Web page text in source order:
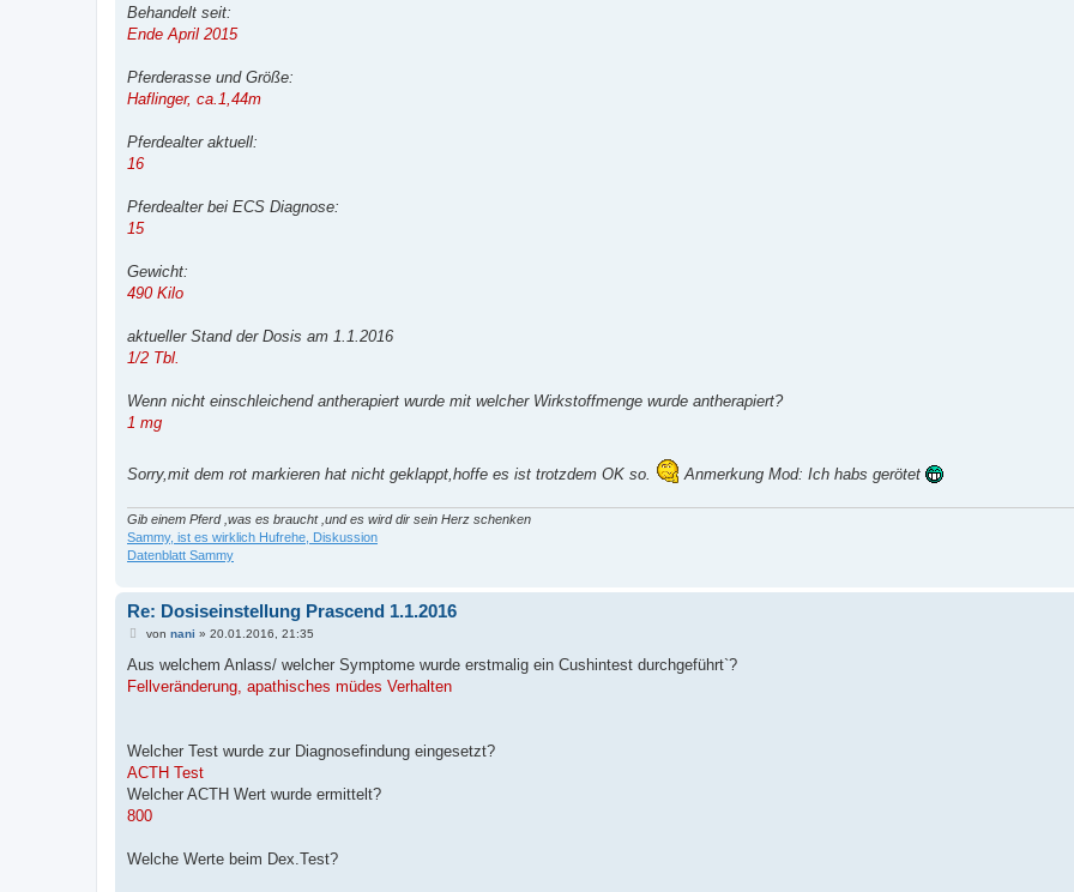
Behandelt seit:
Ende April 2015
Pferderasse und Größe:
Haflinger, ca.1,44m
Pferdealter aktuell:
16
Pferdealter bei ECS Diagnose:
15
Gewicht:
490 Kilo
aktueller Stand der Dosis am 1.1.2016
1/2 Tbl.
Wenn nicht einschleichend antherapiert wurde mit welcher Wirkstoffmenge wurde antherapiert?
1 mg
Sorry,mit dem rot markieren hat nicht geklappt,hoffe es ist trotzdem OK so. Anmerkung Mod: Ich habs gerötet
Gib einem Pferd ,was es braucht ,und es wird dir sein Herz schenken
Sammy, ist es wirklich Hufrehe, Diskussion
Datenblatt Sammy
Re: Dosiseinstellung Prascend 1.1.2016
B
r
von nani » 20.01.2016, 21:35
Aus welchem Anlass/ welcher Symptome wurde erstmalig ein Cushintest durchgeführt`?
Fellveränderung, apathisches müdes Verhalten
Welcher Test wurde zur Diagnosefindung eingesetzt?
ACTH Test
Welcher ACTH Wert wurde ermittelt?
800
Welche Werte beim Dex.Test?